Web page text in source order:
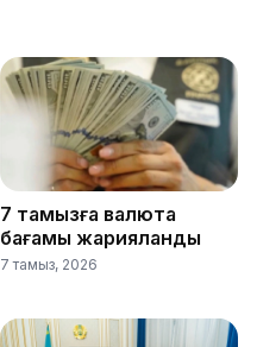
7 тамызға валюта
бағамы жарияланды
7 тамыз, 2026